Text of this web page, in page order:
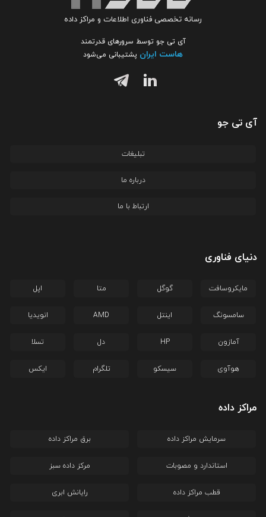
رسانه تخصصی فناوری اطلاعات و مراکز داده
آی تی جو توسط سرورهای قدرتمند
هاست ایران پشتیبانی می‌شود
آی تی جو
تبلیغات
درباره ما
ارتباط با ما
دنیای فناوری
مایکروسافت گوگل متا اپل
سامسونگ اینتل AMD انویدیا
آمازون HP دل تسلا
هوآوی سیسکو تلگرام ایکس
مراکز داده
سرمایش مراکز داده برق مراکز داده
استاندارد و مصوبات مرکز داده سبز
قطب مراکز داده رایانش ابری